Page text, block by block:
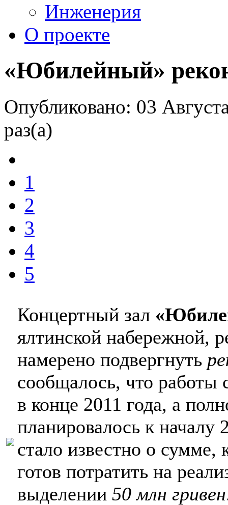
Инженерия
О проекте
«Юбилейный»
Опубликовано: 03
раз(а)
1
2
3
4
5
Концертный зал
ялтинской набережной,
намерено подвергнуть
сообщалось, что работы
в конце 2011 года, а
планировалось к началу
стало известно о
готов потратить на
выделении 50 млн гривен